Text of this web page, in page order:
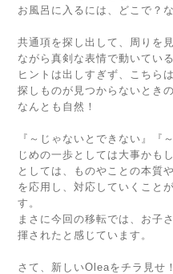
お風呂に入るには、どこで
共通項を探し出して、周りを
ながら真剣な表情で動いてい
ヒントは出しすぎず、こちら
探しものが見つからないとき
なんとも自然！
『～じゃないとできない』『
じめの一歩としては大事かも
としては、ものやことの本質
を応用し、対応していくこと
す。
まさに今回の移転では、お子
揮されたと感じています。
さて、新しいOleaをチラ見せ！